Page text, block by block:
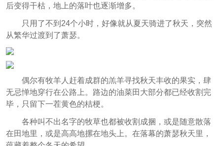
后变得干枯，地上的落叶也逐渐增多。
只用了不到24个小时，好像就从夏天骑进了秋天，突然
从繁华过渡到了萧瑟。
偶尔有牧羊人赶着成群的羔羊寻找秋天丰收的果实，肆
无忌惮地穿行在公路上。路边的油菜田大部分都已经收割完
毕，只留下一茬黄色的桔梗。
各种叫不出名字的牧草也都被收割成捆，或是随意散落
在田地里，或是高高地摞在地头上。在落幕的萧瑟秋天里，